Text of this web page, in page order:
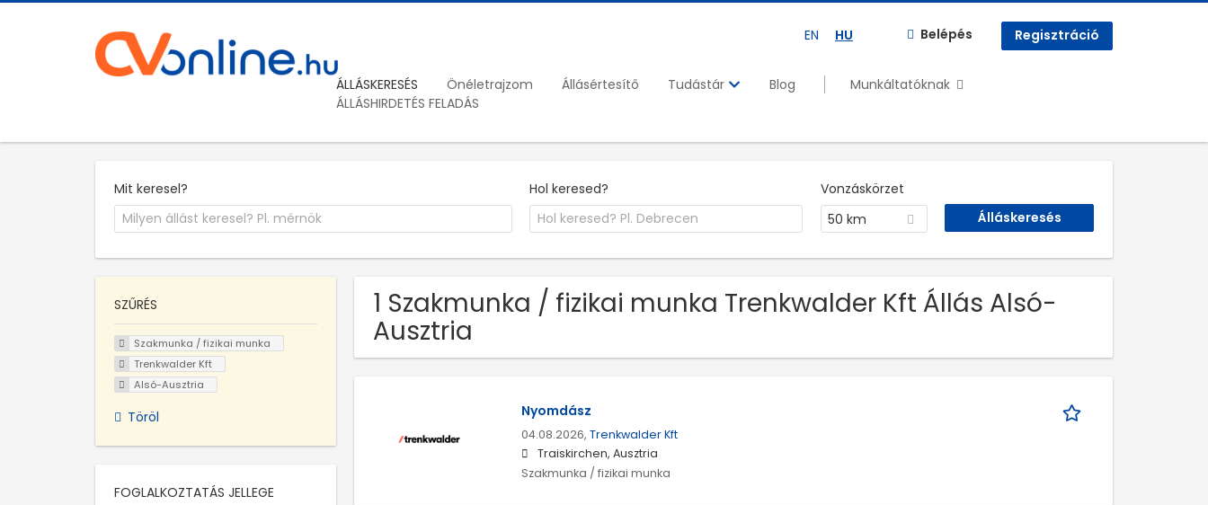
EN HU Belépés Regisztráció
ÁLLÁSKERESÉS Önéletrajzom Állásértesítő Tudástár Blog
Munkáltatóknak
ÁLLÁSHIRDETÉS FELADÁS
Mit keresel? Hol keresed?
Vonzáskörzet
50 km
1 Szakmunka / fizikai munka Trenkwalder Kft Állás Alsó-
Ausztria
Nyomdász
04.08.2026, Trenkwalder Kft
Traiskirchen, Ausztria
Szakmunka / fizikai munka
SZŰRÉS
Szakmunka / fizikai munka
Trenkwalder Kft
Alsó-Ausztria
Töröl
FOGLALKOZTATÁS JELLEGE